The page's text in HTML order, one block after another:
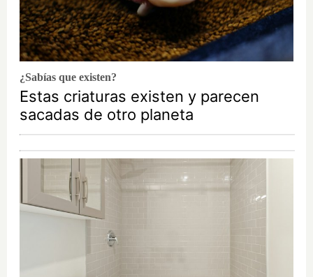
¿Sabías que existen?
Estas criaturas existen y parecen
sacadas de otro planeta